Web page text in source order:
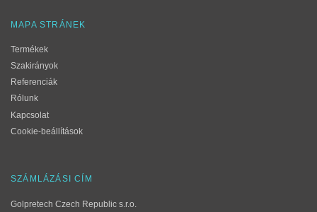
MAPA STRÁNEK
Termékek
Szakirányok
Referenciák
Rólunk
Kapcsolat
Cookie-beállítások
SZÁMLÁZÁSI CÍM
Golpretech Czech Republic s.r.o.